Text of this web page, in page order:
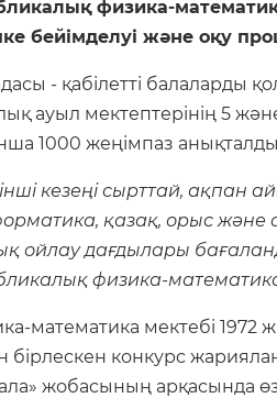
физика-
бейімделуі және оқу
- қабілетті балаларды
ауыл мектептерінің 5
1000 жеңімпаз
кезеңі сырттай, ақпан
қазақ, орыс және
ойлау дағдылары
физика-
математика мектебі
бірлескен конкурс
жобасының арқасында